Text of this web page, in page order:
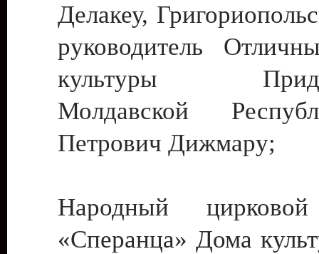
Делакеу,
руководитель
культуры
Молдавской
Петрович Дижмару;
Народный цирковой
«Сперанца» Дома